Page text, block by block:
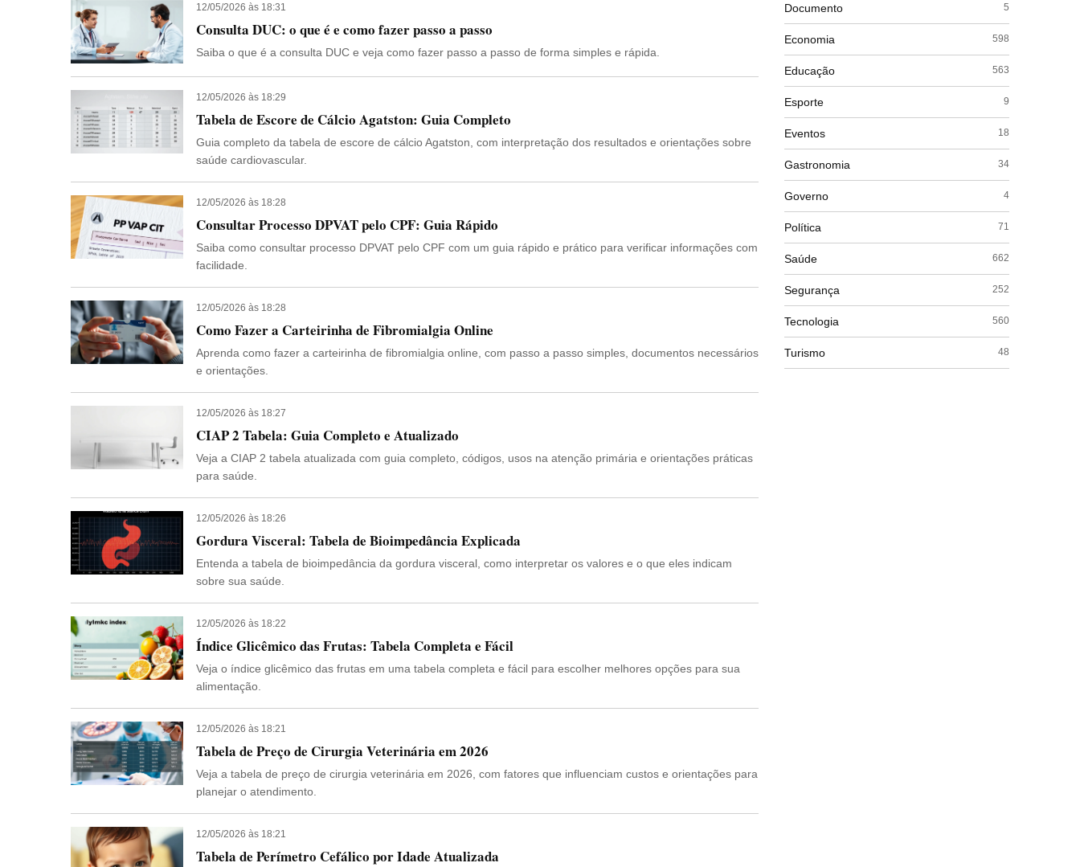
12/05/2026 às 18:31
Consulta DUC: o que é e como fazer passo a passo
Saiba o que é a consulta DUC e veja como fazer passo a passo de forma simples e rápida.
12/05/2026 às 18:29
Tabela de Escore de Cálcio Agatston: Guia Completo
Guia completo da tabela de escore de cálcio Agatston, com interpretação dos resultados e orientações sobre
saúde cardiovascular.
12/05/2026 às 18:28
Consultar Processo DPVAT pelo CPF: Guia Rápido
Saiba como consultar processo DPVAT pelo CPF com um guia rápido e prático para verificar informações com
facilidade.
12/05/2026 às 18:28
Como Fazer a Carteirinha de Fibromialgia Online
Aprenda como fazer a carteirinha de fibromialgia online, com passo a passo simples, documentos necessários
e orientações.
12/05/2026 às 18:27
CIAP 2 Tabela: Guia Completo e Atualizado
Veja a CIAP 2 tabela atualizada com guia completo, códigos, usos na atenção primária e orientações práticas
para saúde.
12/05/2026 às 18:26
Gordura Visceral: Tabela de Bioimpedância Explicada
Entenda a tabela de bioimpedância da gordura visceral, como interpretar os valores e o que eles indicam
sobre sua saúde.
12/05/2026 às 18:22
Índice Glicêmico das Frutas: Tabela Completa e Fácil
Veja o índice glicêmico das frutas em uma tabela completa e fácil para escolher melhores opções para sua
alimentação.
12/05/2026 às 18:21
Tabela de Preço de Cirurgia Veterinária em 2026
Veja a tabela de preço de cirurgia veterinária em 2026, com fatores que influenciam custos e orientações para
planejar o atendimento.
12/05/2026 às 18:21
Tabela de Perímetro Cefálico por Idade Atualizada
Documento 5
Economia 598
Educação 563
Esporte 9
Eventos 18
Gastronomia 34
Governo 4
Política 71
Saúde 662
Segurança 252
Tecnologia 560
Turismo 48